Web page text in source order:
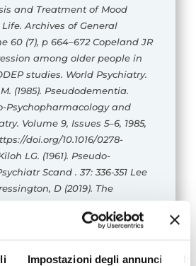
Impostazioni degli annunci
and Treatment of Mood
Archives of General
60 (7), p 664–672 Copeland JR
among older people in
studies. World Psychiatry.
(1985). Pseudodementia.
Psychopharmacology and
Volume 9, Issues 5–6, 1985,
doi.org/10.1016/0278-
LG. (1961). Pseudo-
Scand . 37: 336‐351 Lee
D (2019). The
Ment Health Nurs. 26 (3-
/ jpm.12517. Lewinsohn, P.M.
approach to depression. The